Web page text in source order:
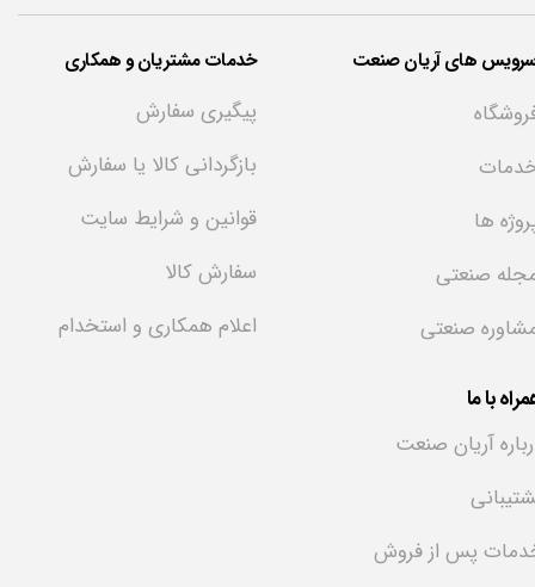
های آریان صنعت خدمات مشتریان و همکاری
با ما
ها
صنعتی
صنعتی
پیگیری سفارش
بازگردانی کالا یا سفارش
قوانین و شرایط سایت
سفارش کالا
اعلام همکاری و استخدام
آریان صنعت
پس از فروش